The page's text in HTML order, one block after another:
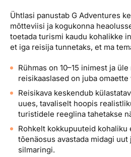
Ühtlasi panustab G Adventures
mõtteviisi ja kogukonna
toetada turismi kaudu kohalikke
et iga reisija tunnetaks, et ma
Rühmas on 10–15 inimest ja
reisikaaslased on juba omaette
Reisikava keskendub
uues, tavaliselt hoopis
turistidele reeglina tahetakse
Rohkelt kokkupuuteid kohaliku
tõenäosus avastada midagi uut
silmaringi.